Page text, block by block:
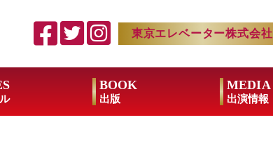
東京エレベーター株式会社
BOOK
出版
MEDIA
出演情報